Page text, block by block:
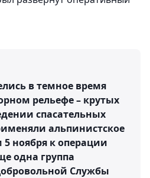
в темное время
рельефе – крутых
спасательных
альпинистское
ноября к операции
одна группа
Службы